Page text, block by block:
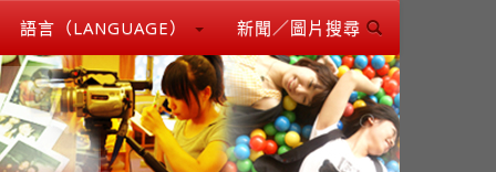
語言（LANGUAGE） 新聞／圖片搜尋